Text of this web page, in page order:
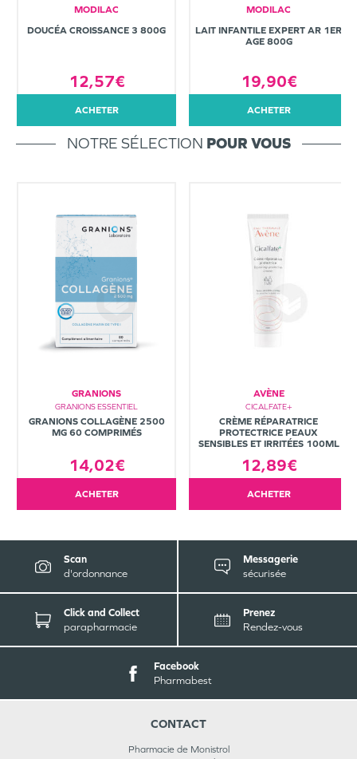
MODILAC
DOUCÉA CROISSANCE 3 800G
12,57€
ACHETER
MODILAC
LAIT INFANTILE EXPERT AR 1ER
AGE 800G
19,90€
ACHETER
NOTRE SÉLECTION POUR VOUS
GRANIONS
GRANIONS ESSENTIEL
GRANIONS COLLAGÈNE 2500
MG 60 COMPRIMÉS
14,02€
ACHETER
AVÈNE
CICALFATE+
CRÈME RÉPARATRICE
PROTECTRICE PEAUX
SENSIBLES ET IRRITÉES 100ML
12,89€
ACHETER
Scan
d'ordonnance
Messagerie
sécurisée
Click and Collect
parapharmacie
Prenez
Rendez-vous
Facebook
Pharmabest
CONTACT
Pharmacie de Monistrol